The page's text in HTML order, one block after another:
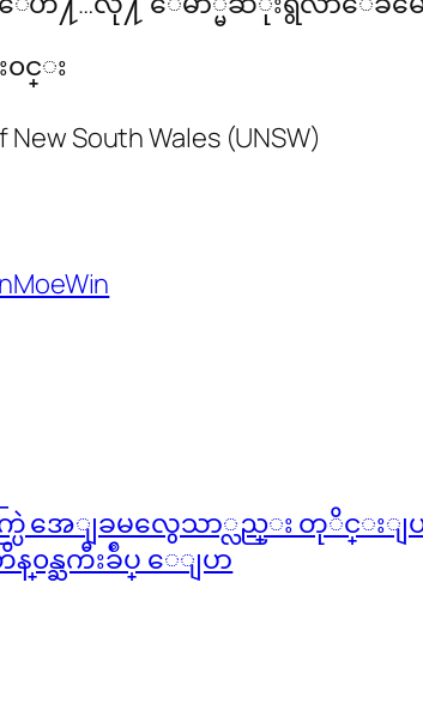
၀င္း
South Wales (UNSW)
ပြဲ အေျခမလွေသာ္လည္း တုိင္းျ
န္၀န္ႀကီးခ်ဳပ္ ေျပာ